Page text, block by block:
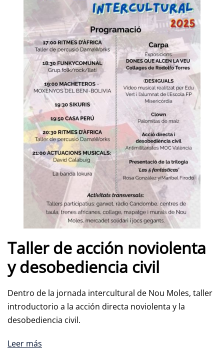
Taller de acción noviolenta
y desobediencia civil
Dentro de la jornada intercultural de Nou Moles, taller
introductorio a la acción directa noviolenta y la
desobediencia civil.
Leer más